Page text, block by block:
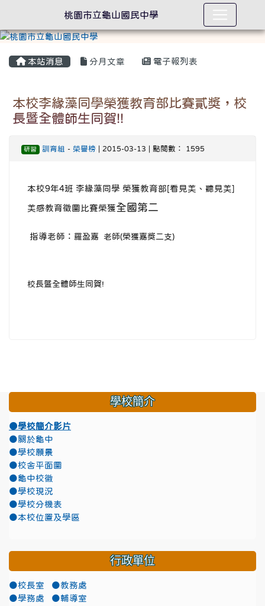
本站消息 分月文章 電子報列表
本校李緣藻同學榮獲教育部比賽貳獎，校
長暨全體師生同賀!!
研習 訓育組 - 榮譽榜 | 2015-03-13 | 點閱數： 1595
本校9年4班 李緣藻同學 榮獲教育部[看見美、聽見美]
美感教育徵圖比賽榮獲全國第二
指導老師： 羅盈嘉 老師(榮獲嘉獎二支)
校長暨全體師生同賀!
學校簡介
●學校簡介影片
●關於龜中
●學校願景
●校舍平面圖
●龜中校徽
●學校現況
●學校分機表
●本校位置及學區
行政單位
●校長室
●教務處
●學務處
●輔導室
桃園市立龜山國民中學